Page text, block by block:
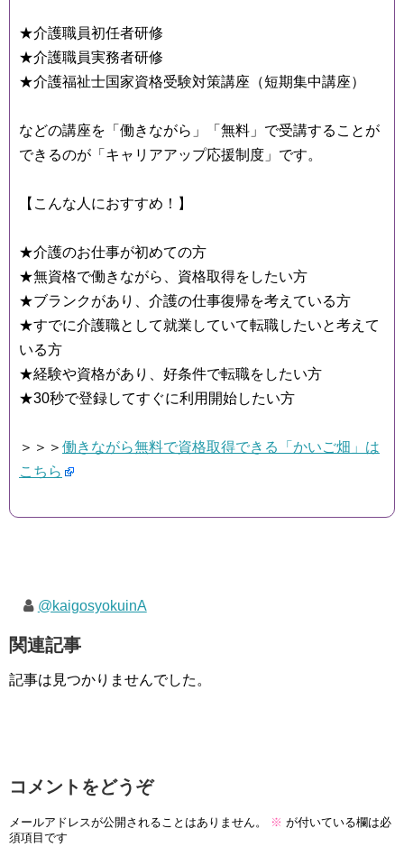
★介護職員初任者研修
★介護職員実務者研修
★介護福祉士国家資格受験対策講座（短期集中講座）
などの講座を「働きながら」「無料」で受講することが
できるのが「キャリアアップ応援制度」です。
【こんな人におすすめ！】
★介護のお仕事が初めての方
★無資格で働きながら、資格取得をしたい方
★ブランクがあり、介護の仕事復帰を考えている方
★すでに介護職として就業していて転職したいと考えて
いる方
★経験や資格があり、好条件で転職をしたい方
★30秒で登録してすぐに利用開始したい方
＞＞＞ 働きながら無料で資格取得できる「かいご畑」は
こちら
@kaigosyokuinA
関連記事
記事は見つかりませんでした。
コメントをどうぞ
メールアドレスが公開されることはありません。 ※ が付いている欄は必
須項目です